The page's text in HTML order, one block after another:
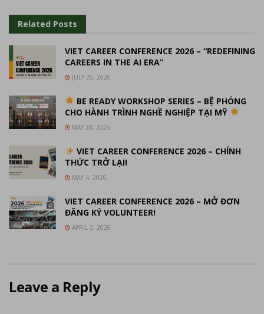
Related Posts
VIET CAREER CONFERENCE 2026 – “REDEFINING
CAREERS IN THE AI ERA”
JULY 26, 2026
BE READY WORKSHOP SERIES – BỆ PHÓNG
CHO HÀNH TRÌNH NGHỀ NGHIỆP TẠI MỸ
MAY 28, 2026
VIET CAREER CONFERENCE 2026 – CHÍNH
THỨC TRỞ LẠI!
MAY 4, 2026
VIET CAREER CONFERENCE 2026 – MỞ ĐƠN
ĐĂNG KÝ VOLUNTEER!
APRIL 2, 2026
Leave a Reply